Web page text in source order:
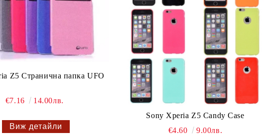
Z5 Странична папка UFO
€7.16 14.00лв.
Виж детайли
Sony Xperia Z5 Candy Case
€4.60
9.00лв.